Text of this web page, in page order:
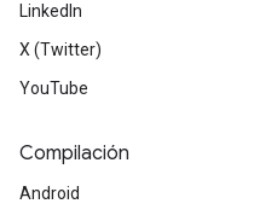
LinkedIn
X (Twitter)
YouTube
Compilación
Android